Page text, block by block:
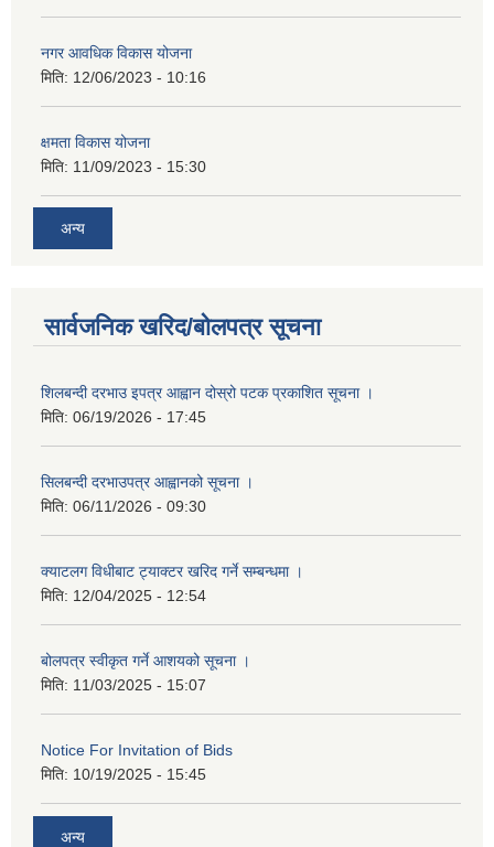
नगर आवधिक विकास योजना
मिति: 12/06/2023 - 10:16
क्षमता विकास योजना
मिति: 11/09/2023 - 15:30
अन्य
सार्वजनिक खरिद/बोलपत्र सूचना
शिलबन्दी दरभाउ इपत्र आह्वान दोस्रो पटक प्रकाशित सूचना ।
मिति: 06/19/2026 - 17:45
सिलबन्दी दरभाउपत्र आह्वानको सूचना ।
मिति: 06/11/2026 - 09:30
क्याटलग विधीबाट ट्याक्टर खरिद गर्ने सम्बन्धमा ।
मिति: 12/04/2025 - 12:54
बोलपत्र स्वीकृत गर्ने आशयको सूचना ।
मिति: 11/03/2025 - 15:07
Notice For Invitation of Bids
मिति: 10/19/2025 - 15:45
अन्य